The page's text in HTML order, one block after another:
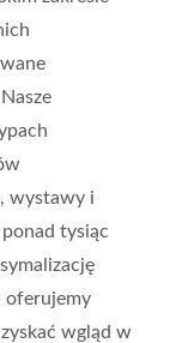
wystawy i
ponad tysiąc
oferujemy
wgląd w